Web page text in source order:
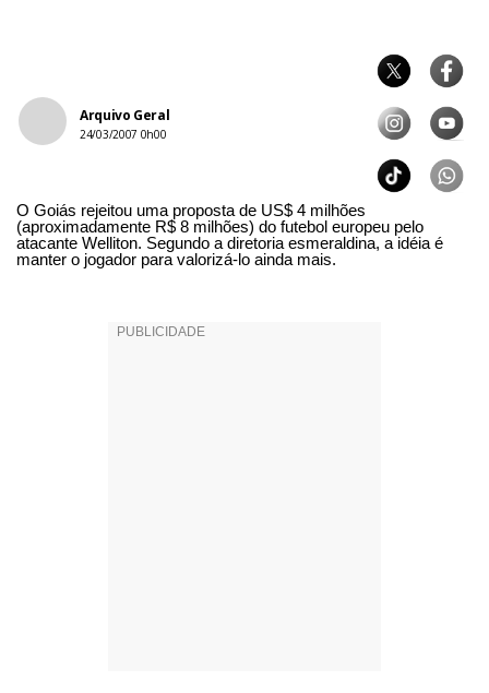
Arquivo Geral
24/03/2007 0h00
O Goiás rejeitou uma proposta de US$ 4 milhões
(aproximadamente R$ 8 milhões) do futebol europeu pelo
atacante Welliton. Segundo a diretoria esmeraldina, a idéia é
manter o jogador para valorizá-lo ainda mais.